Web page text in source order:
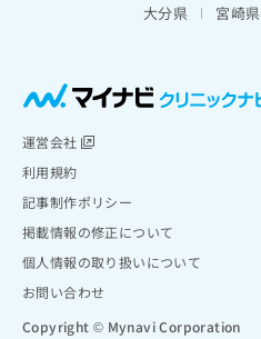
大分県
宮崎県
運営会社
利用規約
記事制作ポリシー
掲載情報の修正について
個人情報の取り扱いについて
お問い合わせ
Copyright © Mynavi Corporation